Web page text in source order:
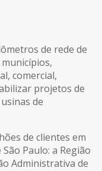
de rede de
comercial,
projetos de
de
de clientes em
Paulo: a Região
Administrativa de